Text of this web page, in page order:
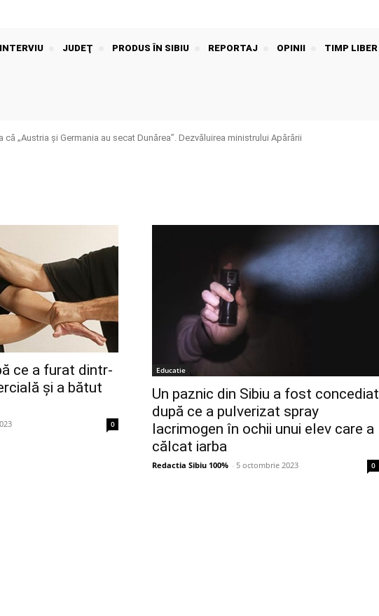
INTERVIU JUDEŢ PRODUS ÎN SIBIU REPORTAJ OPINII TIMP LIBER
că „Austria și Germania au secat Dunărea”. Dezvăluirea ministrului Apărării
ce a furat dintr-
și a bătut
0
Educatie
Un paznic din Sibiu a fost concediat
după ce a pulverizat spray
lacrimogen în ochii unui elev care a
călcat iarba
Redactia Sibiu 100% - 5 octombrie 2023 0